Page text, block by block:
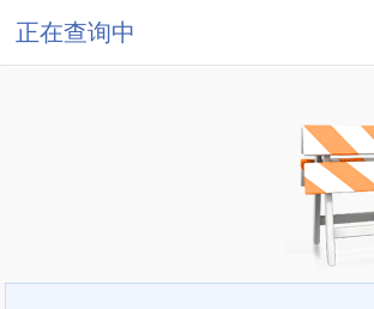
正在查询中